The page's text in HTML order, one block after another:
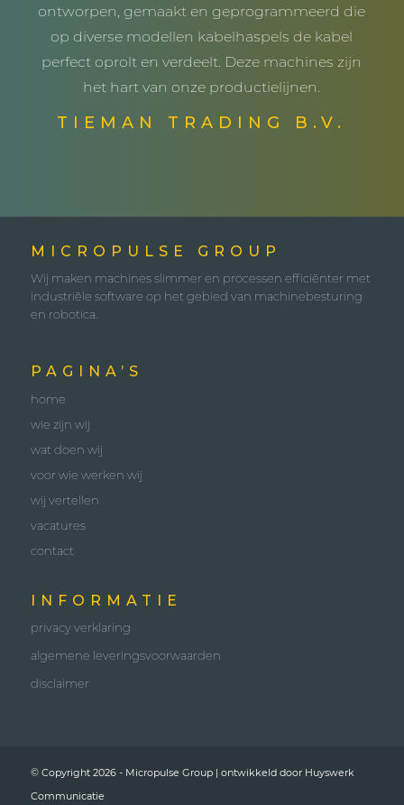
ontworpen, gemaakt en geprogrammeerd die
op diverse modellen kabelhaspels de kabel
perfect oprolt en verdeelt. Deze machines zijn
het hart van onze productielijnen.
TIEMAN TRADING B.V.
MICROPULSE GROUP
Wij maken machines slimmer en processen efficiënter met
industriële software op het gebied van machinebesturing
en robotica.
PAGINA’S
home
wie zijn wij
wat doen wij
voor wie werken wij
wij vertellen
vacatures
contact
INFORMATIE
privacy verklaring
algemene leveringsvoorwaarden
disclaimer
© Copyright 2026 - Micropulse Group | ontwikkeld door Huyswerk
Communicatie